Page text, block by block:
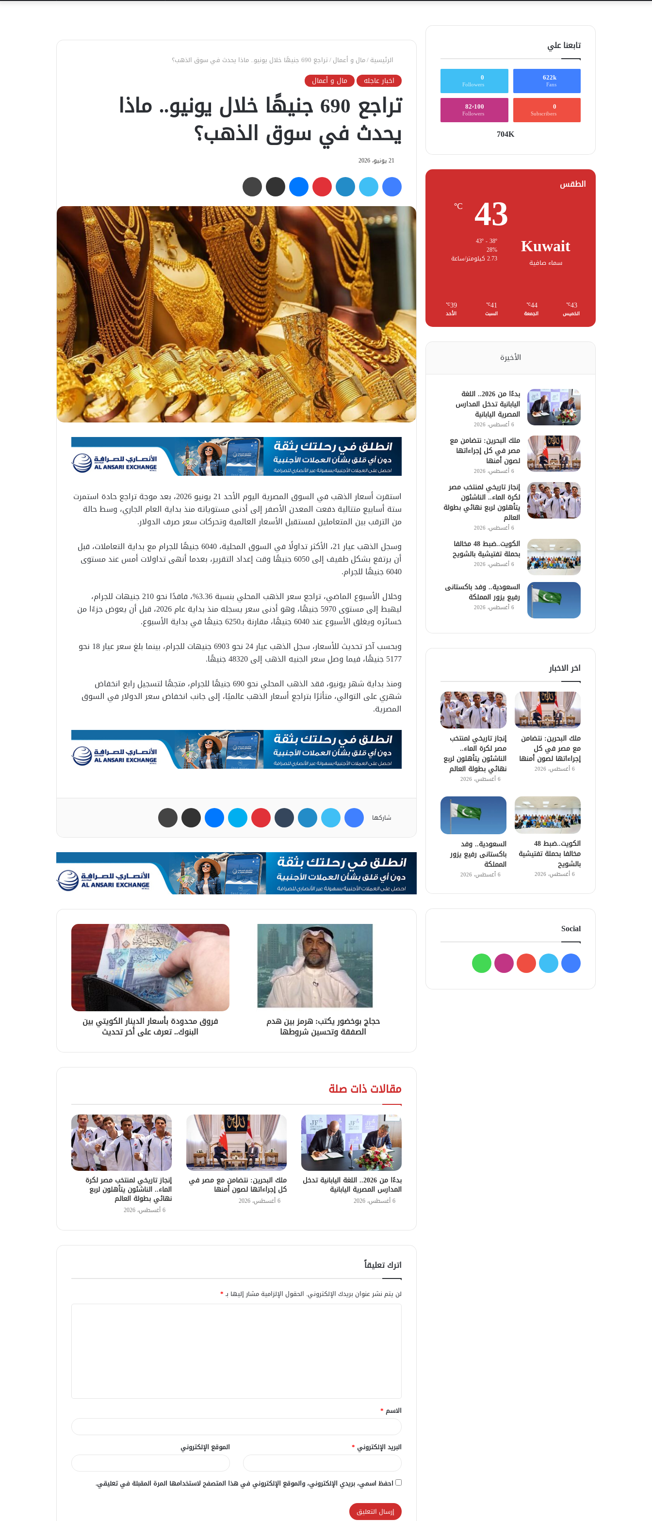
الرئيسية/مال و أعمال/تراجع 690 جنيهًا خلال يونيو.. ماذا يحدث في سوق الذهب؟
اخبار عاجله مال و أعمال
تراجع 690 جنيهًا خلال يونيو.. ماذا
يحدث في سوق الذهب؟
21 يونيو، 2026
فيسبوك تويتر لينكدإن بينتيريست ماسنجر مشاركة عبر البريد
استقرت أسعار الذهب في السوق المصرية اليوم الأحد 21 يونيو 2026، بعد موجة تراجع حادة استمرت
ستة أسابيع متتالية دفعت المعدن الأصفر إلى أدنى مستوياته منذ بداية العام الجاري، وسط حالة
من الترقب بين المتعاملين لمستقبل الأسعار العالمية وتحركات سعر صرف الدولار.
وسجل الذهب عيار 21، الأكثر تداولًا في السوق المحلية، 6040 جنيهًا للجرام مع بداية التعاملات، قبل
أن يرتفع بشكل طفيف إلى 6050 جنيهًا وقت إعداد التقرير، بعدما أنهى تداولات أمس عند مستوى
6040 جنيهًا للجرام.
وخلال الأسبوع الماضي، تراجع سعر الذهب المحلي بنسبة 3.36%، فاقدًا نحو 210 جنيهات للجرام،
ليهبط إلى مستوى 5970 جنيهًا، وهو أدنى سعر يسجله منذ بداية عام 2026، قبل أن يعوض جزءًا من
خسائره ويغلق الأسبوع عند 6040 جنيهًا، مقارنة بـ6250 جنيهًا في بداية الأسبوع.
وبحسب آخر تحديث للأسعار، سجل الذهب عيار 24 نحو 6903 جنيهات للجرام، بينما بلغ سعر عيار 18 نحو
5177 جنيهًا، فيما وصل سعر الجنيه الذهب إلى 48320 جنيهًا.
ومنذ بداية شهر يونيو، فقد الذهب المحلي نحو 690 جنيهًا للجرام، متجهًا لتسجيل رابع انخفاض
شهري على التوالي، متأثرًا بتراجع أسعار الذهب عالميًا، إلى جانب انخفاض سعر الدولار في السوق
المصرية.
شاركها
فيسبوك تويتر لينكدإن بينتيريست سكايب ماسنجر مشاركة عبر البريد
حجاج بوخضور يكتب: هرمز بين هدم
الصفقة وتحسين شروطها
فروق محدودة بأسعار الدينار الكويتي بين
البنوك.. تعرف على أخر تحديث
مقالات ذات صلة
بدءًا من 2026.. اللغة اليابانية تدخل
المدارس المصرية اليابانية
6 أغسطس، 2026
ملك البحرين: نتضامن مع مصر في
كل إجراءاتها لصون أمنها
6 أغسطس، 2026
إنجاز تاريخي لمنتخب مصر لكرة
الماء.. الناشئون يتأهلون لربع
نهائي بطولة العالم
6 أغسطس، 2026
اترك تعليقاً
لن يتم نشر عنوان بريدك الإلكتروني. الحقول الإلزامية مشار إليها بـ*
ق
*
الاسم *
البريد الإلكتروني * الموقع الإلكتروني
احفظ اسمي، بريدي الإلكتروني، والموقع الإلكتروني في هذا المتصفح لاستخدامها المرة المقبلة في تعليقي.
تابعنا علي
622k
Fans
0
Followers
0
Subscribers
82٬100
Followers
704K
الطقس
Kuwait
سماء صافية
43
℃
43º - 38º
28%
2.73 كيلومتر/ساعة
43
℃
الخميس
44
℃
الجمعة
41
℃
السبت
39
℃
الأحد
الأخيرة
بدءًا من 2026.. اللغة
اليابانية تدخل المدارس
المصرية اليابانية
6 أغسطس، 2026
ملك البحرين: نتضامن مع
مصر في كل إجراءاتها
لصون أمنها
6 أغسطس، 2026
إنجاز تاريخي لمنتخب مصر
لكرة الماء.. الناشئون
يتأهلون لربع نهائي بطولة
العالم
6 أغسطس، 2026
الكويت..ضبط 48 مخالفا
بحملة تفتيشية بالشويح
6 أغسطس، 2026
السعودية.. وفد باكستانى
رفيع يزور المملكة
6 أغسطس، 2026
اخر الاخبار
ملك البحرين: نتضامن
مع مصر في كل
إجراءاتها لصون أمنها
6 أغسطس، 2026
إنجاز تاريخي لمنتخب
مصر لكرة الماء..
الناشئون يتأهلون لربع
نهائي بطولة العالم
6 أغسطس، 2026
الكويت..ضبط 48
مخالفا بحملة تفتيشية
بالشويح
6 أغسطس، 2026
السعودية.. وفد
باكستانى رفيع يزور
المملكة
6 أغسطس، 2026
Social
فيسبوك
تويتر يوتيوبانستقرامواتساب